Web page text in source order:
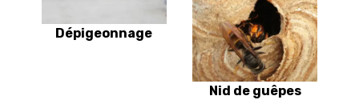
Dépigeonnage
Nid de guêpes